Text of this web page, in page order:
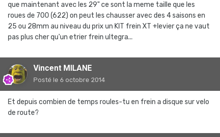
que maintenant avec les 29" ce sont la meme taille que les
roues de 700 (622) on peut les chausser avec des 4 saisons en
25 ou 28mm au niveau du prix un KIT frein XT +levier ça ne vaut
pas plus cher qu'un etrier frein ultegra...
Vincent MILANE
Posté le 6 octobre 2014
Et depuis combien de temps roules-tu en frein a disque sur velo
de route?